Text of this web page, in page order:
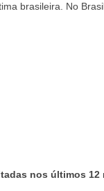
brasileira. No
nos últimos 12